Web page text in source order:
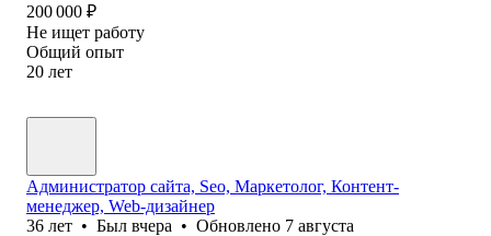
200 000 ₽
Не ищет работу
Общий опыт
20 лет
Администратор сайта, Seo, Маркетолог, Контент-
менеджер, Web-дизайнер
36 лет • Был вчера • Обновлено 7 августа